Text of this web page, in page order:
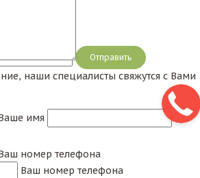
Сообщение
наши специалисты свяжутся с Вами
имя
номер телефона
Ваш номер телефона